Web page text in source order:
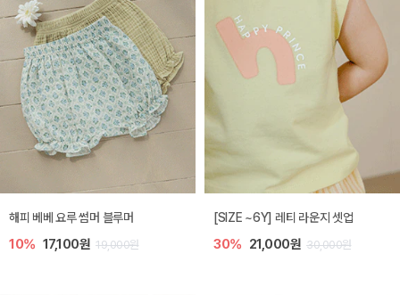
해피 베베 요루 썸머 블루머
10% 17,100원 19,000원
[SIZE ~6Y] 레티 라운지 셋업
30% 21,000원 30,000원